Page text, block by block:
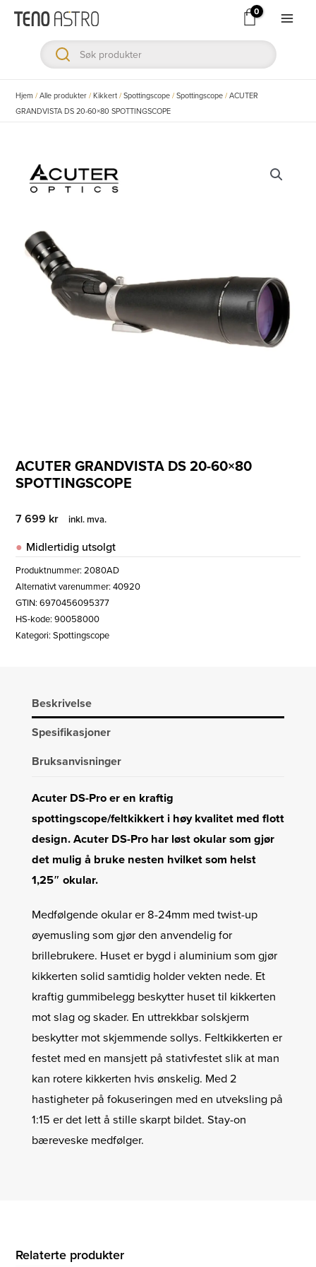
Hopp
innholdet
Hjem /Alle produkter /Kikkert /Spottingscope /Spottingscope /ACUTER
GRANDVISTA DS 20-60×80 SPOTTINGSCOPE
ACUTER GRANDVISTA DS 20-60×80
SPOTTINGSCOPE
7 699 kr inkl. mva.
Midlertidig utsolgt
Produktnummer:2080AD
Alternativt varenummer: 40920
GTIN: 6970456095377
HS-kode: 90058000
Kategori:Spottingscope
Beskrivelse
Spesifikasjoner
Bruksanvisninger
Acuter DS-Pro er en kraftig
spottingscope/feltkikkert i høy kvalitet med flott
design. Acuter DS-Pro har løst okular som gjør
det mulig å bruke nesten hvilket som helst
1,25″ okular.
Medfølgende okular er 8-24mm med twist-up
øyemusling som gjør den anvendelig for
brillebrukere. Huset er bygd i aluminium som gjør
kikkerten solid samtidig holder vekten nede. Et
kraftig gummibelegg beskytter huset til kikkerten
mot slag og skader. En uttrekkbar solskjerm
beskytter mot skjemmende sollys. Feltkikkerten er
festet med en mansjett på stativfestet slik at man
kan rotere kikkerten hvis ønskelig. Med 2
hastigheter på fokuseringen med en utveksling på
1:15 er det lett å stille skarpt bildet. Stay-on
bæreveske medfølger.
Relaterte produkter